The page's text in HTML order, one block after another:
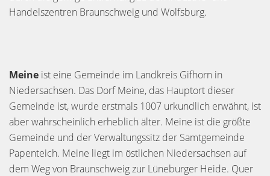
Handelszentren Braunschweig und Wolfsburg.
Meine ist eine Gemeinde im Landkreis Gifhorn in
Niedersachsen. Das Dorf Meine, das Hauptort dieser
Gemeinde ist, wurde erstmals 1007 urkundlich erwähnt, ist
aber wahrscheinlich erheblich älter. Meine ist die größte
Gemeinde und der Verwaltungssitz der Samtgemeinde
Papenteich. Meine liegt im östlichen Niedersachsen auf
dem Weg von Braunschweig zur Lüneburger Heide. Quer